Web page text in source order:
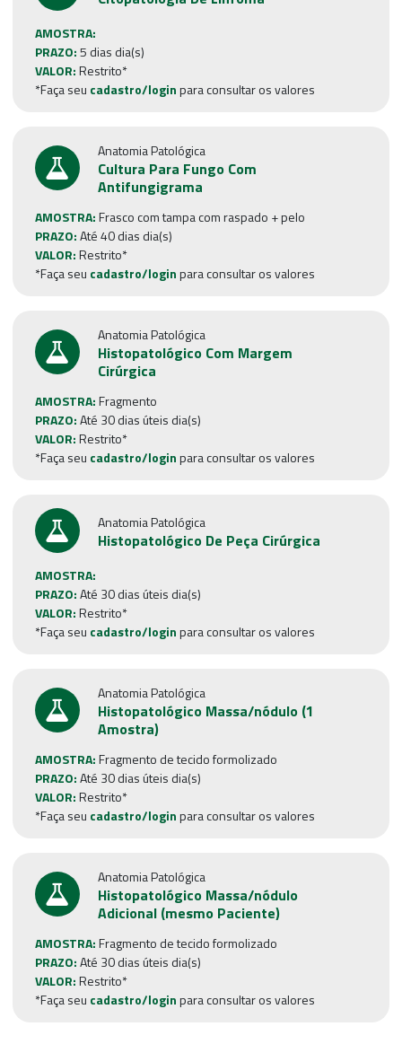
AMOSTRA:
PRAZO:5 dias dia(s)
VALOR:Restrito*
*Faça seu cadastro/loginpara consultar os valores
Anatomia Patológica
Cultura Para Fungo Com
Antifungigrama
AMOSTRA:Frasco com tampa com raspado + pelo
PRAZO:Até 40 dias dia(s)
VALOR:Restrito*
*Faça seu cadastro/loginpara consultar os valores
Anatomia Patológica
Histopatológico Com Margem
Cirúrgica
AMOSTRA:Fragmento
PRAZO:Até 30 dias úteis dia(s)
VALOR:Restrito*
*Faça seu cadastro/loginpara consultar os valores
Anatomia Patológica
Histopatológico De Peça Cirúrgica
AMOSTRA:
PRAZO:Até 30 dias úteis dia(s)
VALOR:Restrito*
*Faça seu cadastro/loginpara consultar os valores
Anatomia Patológica
Histopatológico Massa/nódulo (1
Amostra)
AMOSTRA:Fragmento de tecido formolizado
PRAZO:Até 30 dias úteis dia(s)
VALOR:Restrito*
*Faça seu cadastro/loginpara consultar os valores
Anatomia Patológica
Histopatológico Massa/nódulo
Adicional (mesmo Paciente)
AMOSTRA:Fragmento de tecido formolizado
PRAZO:Até 30 dias úteis dia(s)
VALOR:Restrito*
*Faça seu cadastro/loginpara consultar os valores